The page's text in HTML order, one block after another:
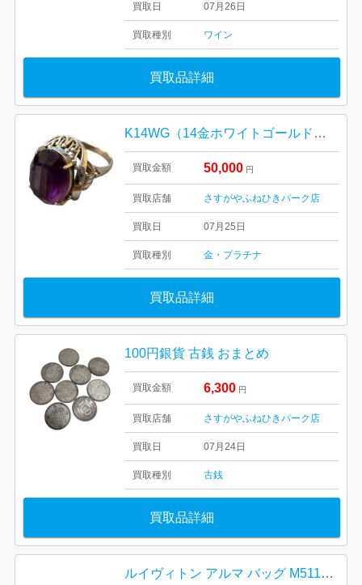
買取日 07月26日
買取種別 ワイン
買取品詳細
K14WG（14金ホワイトゴールド） アメジストリング
買取金額 50,000 円
買取店舗 さすがやふねひきパーク店
買取日 07月25日
買取種別 金・プラチナ
買取品詳細
100円銀貨 古銭 おまとめ
買取金額 6,300 円
買取店舗 さすがやふねひきパーク店
買取日 07月24日
買取種別 古銭
買取品詳細
ルイヴィトン アルマ バッグ M51130 LOUIS VUITTON